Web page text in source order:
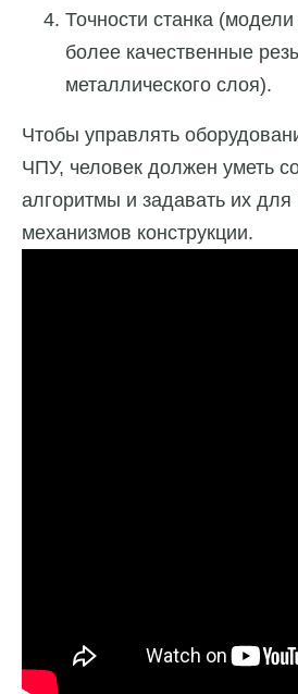
Точности станка
более качественные
металлического слоя).
Чтобы управлять
ЧПУ, человек должен уметь
алгоритмы и задавать их
механизмов конструкции.